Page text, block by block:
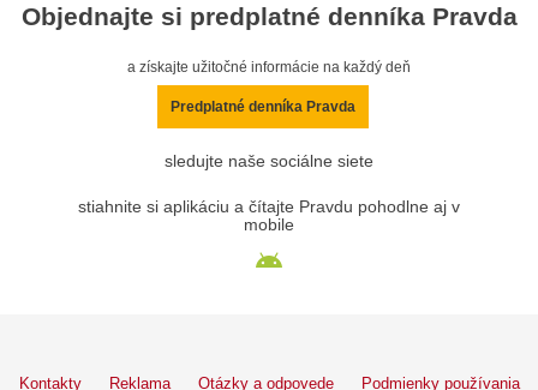
Objednajte si predplatné denníka Pravda
a získajte užitočné informácie na každý deň
Predplatné denníka Pravda
sledujte naše sociálne siete
stiahnite si aplikáciu a čítajte Pravdu pohodlne aj v
mobile
Kontakty Reklama Otázky a odpovede Podmienky používania